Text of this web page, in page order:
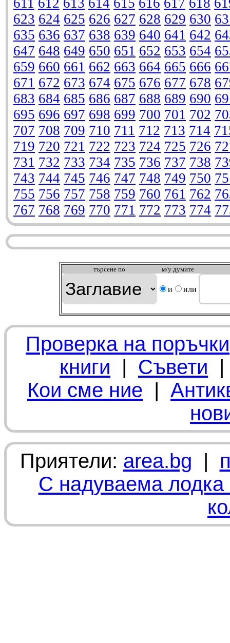
611 612 613 614 615 616 617 618
623 624 625 626 627 628 629 630
635 636 637 638 639 640 641 642
647 648 649 650 651 652 653 654
659 660 661 662 663 664 665 666
671 672 673 674 675 676 677 678
683 684 685 686 687 688 689 690
695 696 697 698 699 700 701 702
707 708 709 710 711 712 713 714
719 720 721 722 723 724 725 726
731 732 733 734 735 736 737 738
743 744 745 746 747 748 749 750
755 756 757 758 759 760 761 762
767 768 769 770 771 772 773 774
търсeне по м/у думите
и или
Проверка на поръчки
книги | Съвети
Кои сме ние |
Приятели: area.bg |
С надуваема лодка